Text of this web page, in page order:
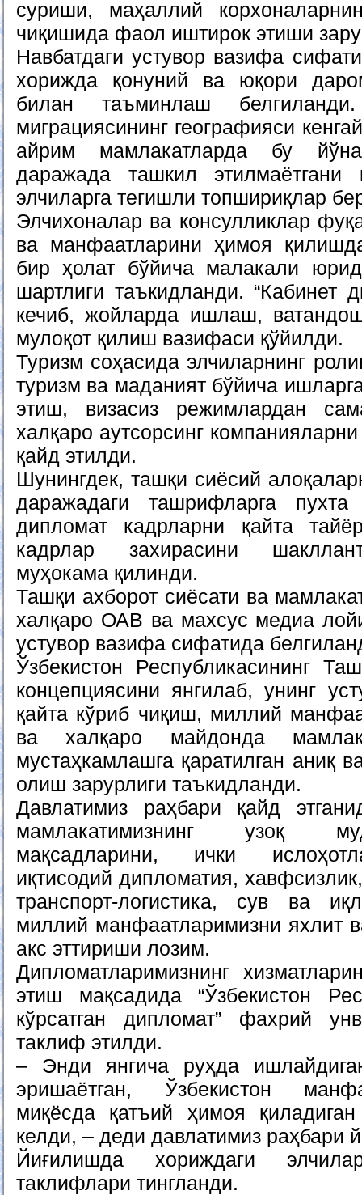
суриши, маҳаллий
чиқишида фаол иштирок этиши
Навбатдаги устувор вазифа
хорижда қонуний ва юқори
билан таъминлаш
миграциясининг географияси
айрим мамлакатларда бу
даражада ташкил этилмаётгани
элчиларга тегишли топшириқлар
Элчихоналар ва консулликлар
ва манфаатларини ҳимоя
бир ҳолат бўйича малакали
шартлиги таъкидланди. “Кабинет
кечиб, жойларда ишлаш,
мулоқот қилиш вазифаси қўйилди.
Туризм соҳасида элчиларнинг
туризм ва маданият бўйича
этиш, визасиз режимлардан
халқаро аутсорсинг
қайд этилди.
Шунингдек, ташқи сиёсий
даражадаги ташрифларга пухта
дипломат кадрларни қайта
кадрлар захирасини
муҳокама қилинди.
Ташқи ахборот сиёсати ва
халқаро ОАВ ва махсус медиа
устувор вазифа сифатида
Ўзбекистон Республикасининг
концепциясини янгилаб, унинг
қайта кўриб чиқиш, миллий
ва халқаро майдонда
мустаҳкамлашга қаратилган аниқ
олиш зарурлиги таъкидланди.
Давлатимиз раҳбари қайд
мамлакатимизнинг узоқ
мақсадларини, ички
иқтисодий дипломатия,
транспорт-логистика, сув ва
миллий манфаатларимизни яхлит
акс эттириши лозим.
Дипломатларимизнинг
этиш мақсадида “Ўзбекистон
кўрсатган дипломат” фахрий
таклиф этилди.
– Энди янгича руҳда
эришаётган, Ўзбекистон
миқёсда қатъий ҳимоя
келди, – деди давлатимиз раҳбари
Йиғилишда хориждаги
таклифлари тингланди.